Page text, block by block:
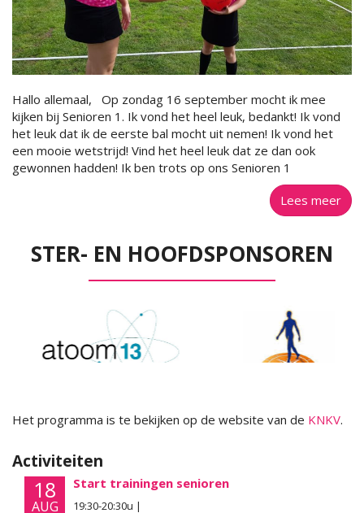
Hallo allemaal, Op zondag 16 september mocht ik mee
kijken bij Senioren 1. Ik vond het heel leuk, bedankt! Ik vond
het leuk dat ik de eerste bal mocht uit nemen! Ik vond het
een mooie wetstrijd! Vind het heel leuk dat ze dan ook
gewonnen hadden! Ik ben trots op ons Senioren 1
Lees meer
STER- EN HOOFDSPONSOREN
Het programma is te bekijken op de website van de KNKV.
Activiteiten
18
AUG
Start trainingen senioren
19:30-20:30u |